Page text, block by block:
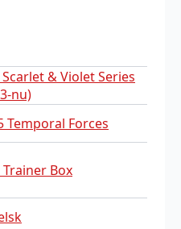
Scarlet & Violet Series
nu)
Temporal Forces
Trainer Box